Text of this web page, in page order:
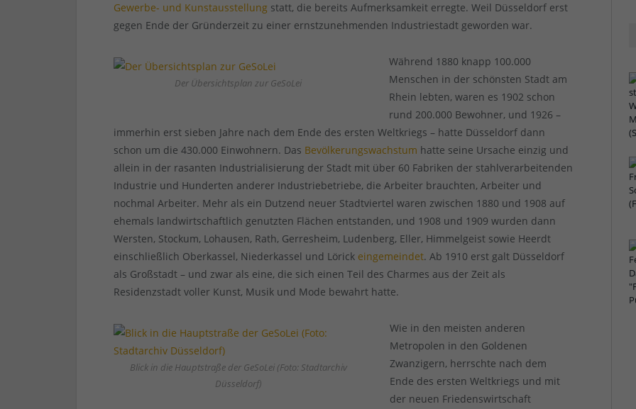
Gewerbe- und Kunstausstellung statt, die bereits Aufmerksamkeit erregte. Weil Düsseldorf erst
gegen Ende der Gründerzeit zu einer ernstzunehmenden Industriestadt geworden war.
Der Übersichtsplan zur GeSoLei
Während 1880 knapp 100.000
Menschen in der schönsten Stadt am
Rhein lebten, waren es 1902 schon
rund 200.000 Bewohner, und 1926 –
immerhin erst sieben Jahre nach dem Ende des ersten Weltkriegs – hatte Düsseldorf dann
schon um die 430.000 Einwohnern. Das Bevölkerungswachstum hatte seine Ursache einzig und
allein in der rasanten Industrialisierung der Stadt mit über 60 Fabriken der stahlverarbeitenden
Industrie und Hunderten anderer Industriebetriebe, die Arbeiter brauchten, Arbeiter und
nochmal Arbeiter. Mehr als ein Dutzend neuer Stadtviertel waren zwischen 1880 und 1908 auf
ehemals landwirtschaftlich genutzten Flächen entstanden, und 1908 und 1909 wurden dann
Wersten, Stockum, Lohausen, Rath, Gerresheim, Ludenberg, Eller, Himmelgeist sowie Heerdt
einschließlich Oberkassel, Niederkassel und Lörick eingemeindet. Ab 1910 erst galt Düsseldorf
als Großstadt – und zwar als eine, die sich einen Teil des Charmes aus der Zeit als
Residenzstadt voller Kunst, Musik und Mode bewahrt hatte.
Blick in die Hauptstraße der GeSoLei (Foto: Stadtarchiv
Düsseldorf)
Wie in den meisten anderen
Metropolen in den Goldenen
Zwanzigern, herrschte nach dem
Ende des ersten Weltkriegs und mit
der neuen Friedenswirtschaft